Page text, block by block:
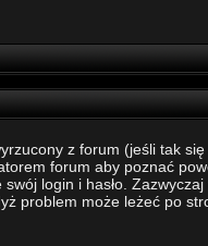
z forum (jeśli tak się
forum aby poznać
login i hasło. Zazwyczaj
problem może leżeć po